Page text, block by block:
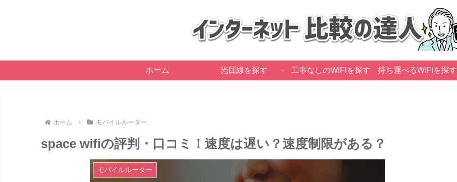
ホーム 光回線を探す 工事なしのWiFiを探す 持ち運べるWiFiを探す
ホーム モバイルルーター
space wifiの評判・口コミ！速度は遅い？速度制限がある？
モバイルルーター